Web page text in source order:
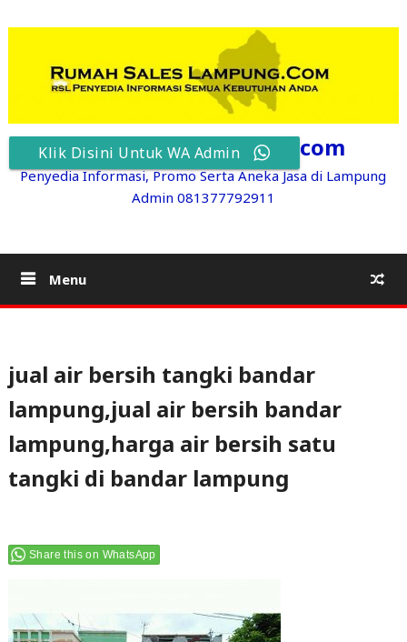
content
RumahSalesLampung.com
Penyedia Informasi, Promo Serta Aneka Jasa di Lampung
Admin 081377792911
Menu
jual air bersih tangki bandar
lampung,jual air bersih bandar
lampung,harga air bersih satu
tangki di bandar lampung
Share this on WhatsApp
Klik Disini Untuk WA Admin